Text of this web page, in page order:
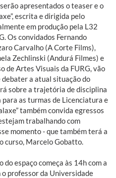
apresentados o teaser e o
escrita e dirigida pelo
em produção pela L32
Os convidados Fernando
Carvalho (A Corte Films),
Zechlinski (Andurá Filmes) e
de Artes Visuais da FURG, vão
a atual situação do
sobre a trajetória de disciplina
para as turmas de Licenciatura e
também convida egressos
trabalhando com
momento - que também terá a
curso, Marcelo Gobatto.
do espaço começa às 14h com a
professor da Universidade